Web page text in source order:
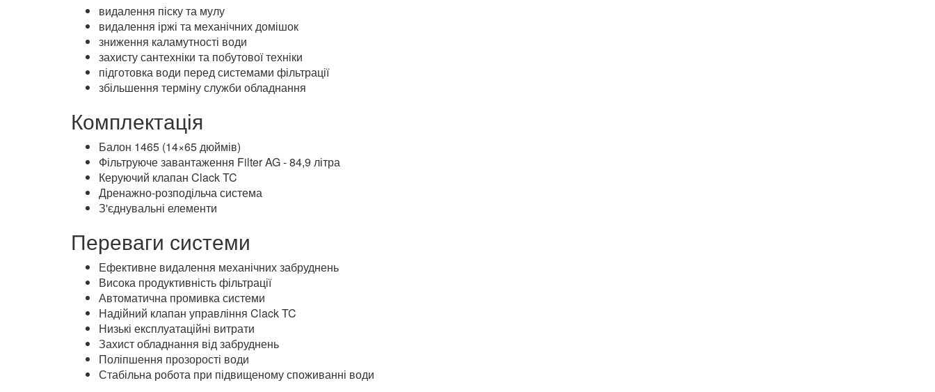
видалення піску та мулу
видалення іржі та механічних домішок
зниження каламутності води
захисту сантехніки та побутової техніки
підготовка води перед системами фільтрації
збільшення терміну служби обладнання
Комплектація
Балон 1465 (14×65 дюймів)
Фільтруюче завантаження Filter AG - 84,9 літра
Керуючий клапан Clack TC
Дренажно-розподільча система
З'єднувальні елементи
Переваги системи
Ефективне видалення механічних забруднень
Висока продуктивність фільтрації
Автоматична промивка системи
Надійний клапан управління Clack TC
Низькі експлуатаційні витрати
Захист обладнання від забруднень
Поліпшення прозорості води
Стабільна робота при підвищеному споживанні води